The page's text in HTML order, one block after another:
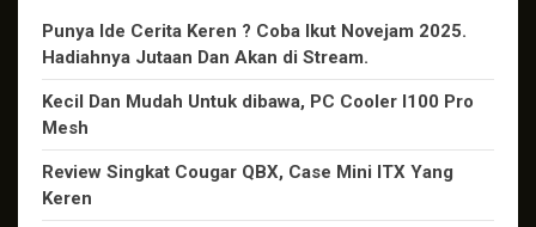
Punya Ide Cerita Keren ? Coba Ikut Novejam 2025.
Hadiahnya Jutaan Dan Akan di Stream.
Kecil Dan Mudah Untuk dibawa, PC Cooler I100 Pro
Mesh
Review Singkat Cougar QBX, Case Mini ITX Yang
Keren